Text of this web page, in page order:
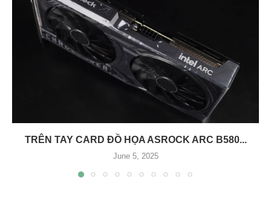
TRÊN TAY CARD ĐỒ HỌA ASROCK ARC B580...
June 5, 2025